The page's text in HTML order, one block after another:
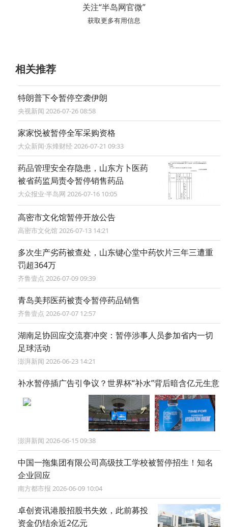
关注“半岛网官微”
获取更多有用信息
相关推荐
特朗普下令暂停空袭伊朗
央视新闻 2026-07-26 08:58
家家悦被暂停全军采购资格
大众新闻·东烽财经 2026-07-21 09:33
药品管理安全存隐患，山东方卜医药
被省药监局责令暂停销售药品
大众报业·半岛网 2026-07-16 10:05
高密市文化馆暂停开放公告
高密市文化馆 2026-07-13 14:21
多次生产劣药被查处，山东键心堂中药饮片三年三遭重
罚超364万
齐鲁壹点 2026-07-09 09:39
青岛美邦医药被责令暂停药品销售
齐鲁壹点 2026-07-07 12:57
湖南足协回应交流赛冲突：暂停涉事人员参加省内一切
足球活动
澎湃新闻 2026-06-23 14:21
补水暂停插广告引争议？世界杯“补水”背后暗含亿元生意
澎湃新闻 2026-06-15 09:38
中国一拖集团有限公司高级技工学校被暂停招生！知名
企业回应
南方都市报 2026-06-09 10:04
卓创资讯港股招股书失效，此前募投
资金仍结余近2亿元